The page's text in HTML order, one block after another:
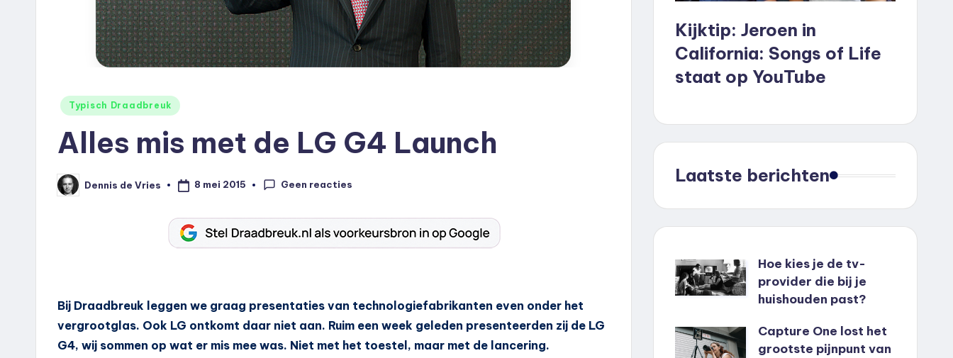
Geplaatst
Typisch Draadbreuk
Alles mis met de LG G4 Launch
Geplaatst
door
Dennis de Vries 8 mei 2015 Geen reacties
Bij Draadbreuk leggen we graag presentaties van technologiefabrikanten even onder het
vergrootglas. Ook LG ontkomt daar niet aan. Ruim een week geleden presenteerden zij de LG
G4, wij sommen op wat er mis mee was. Niet met het toestel, maar met de lancering.
Kijktip: Jeroen in
California: Songs of Life
staat op YouTube
Laatste berichten
Hoe kies je de tv-
provider die bij je
huishouden past?
Capture One lost het
grootste pijnpunt van